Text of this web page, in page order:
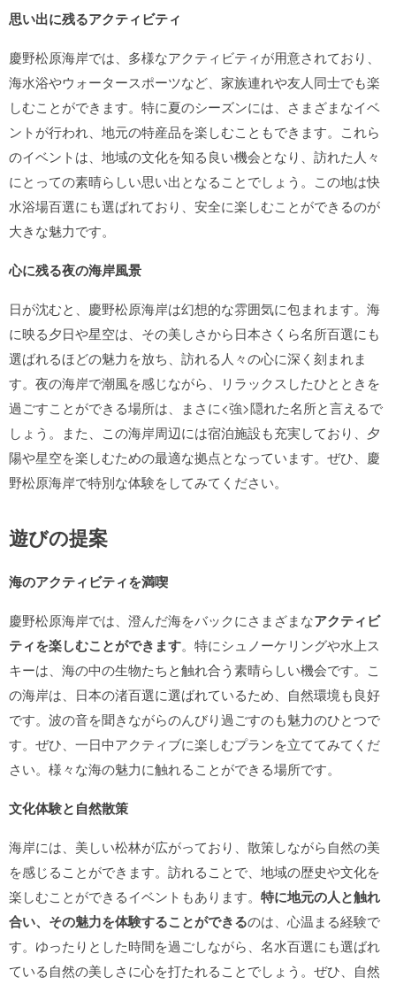
思い出に残るアクティビティ
慶野松原海岸では、多様なアクティビティが用意されており、
海水浴やウォータースポーツなど、家族連れや友人同士でも楽
しむことができます。特に夏のシーズンには、さまざまなイベ
ントが行われ、地元の特産品を楽しむこともできます。これら
のイベントは、地域の文化を知る良い機会となり、訪れた人々
にとっての素晴らしい思い出となることでしょう。この地は快
水浴場百選にも選ばれており、安全に楽しむことができるのが
大きな魅力です。
心に残る夜の海岸風景
日が沈むと、慶野松原海岸は幻想的な雰囲気に包まれます。海
に映る夕日や星空は、その美しさから日本さくら名所百選にも
選ばれるほどの魅力を放ち、訪れる人々の心に深く刻まれま
す。夜の海岸で潮風を感じながら、リラックスしたひとときを
過ごすことができる場所は、まさに<強>隠れた名所と言えるで
しょう。また、この海岸周辺には宿泊施設も充実しており、夕
陽や星空を楽しむための最適な拠点となっています。ぜひ、慶
野松原海岸で特別な体験をしてみてください。
遊びの提案
海のアクティビティを満喫
慶野松原海岸では、澄んだ海をバックにさまざまなアクティビ
ティを楽しむことができます。特にシュノーケリングや水上ス
キーは、海の中の生物たちと触れ合う素晴らしい機会です。こ
の海岸は、日本の渚百選に選ばれているため、自然環境も良好
です。波の音を聞きながらのんびり過ごすのも魅力のひとつで
す。ぜひ、一日中アクティブに楽しむプランを立ててみてくだ
さい。様々な海の魅力に触れることができる場所です。
文化体験と自然散策
海岸には、美しい松林が広がっており、散策しながら自然の美
を感じることができます。訪れることで、地域の歴史や文化を
楽しむことができるイベントもあります。 特に地元の人と触れ
合い、その魅力を体験することができるのは、心温まる経験で
す。ゆったりとした時間を過ごしながら、名水百選にも選ばれ
ている自然の美しさに心を打たれることでしょう。ぜひ、自然